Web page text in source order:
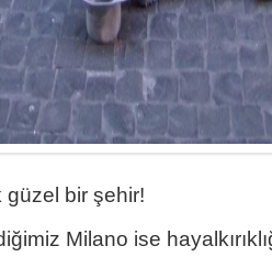
bir şehir!
Milano ise